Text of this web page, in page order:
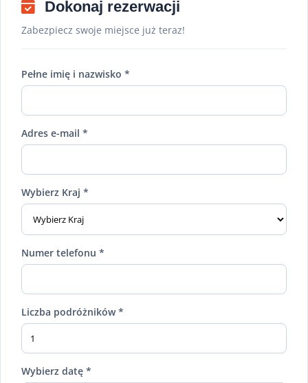
Dokonaj rezerwacji
Zabezpiecz swoje miejsce już teraz!
Pełne imię i nazwisko *
Adres e-mail *
Wybierz Kraj *
Numer telefonu *
Liczba podróżników *
Wybierz datę *